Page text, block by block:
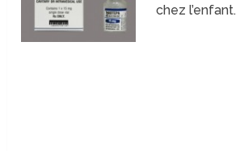
chez l’enfant.